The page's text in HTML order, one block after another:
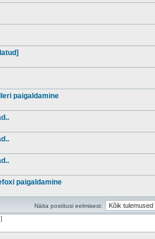
paigaldamine
paigaldamine
Näita postitusi eelmisest: